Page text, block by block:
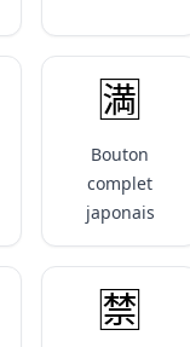
🈵
Bouton
complet
japonais
🈲